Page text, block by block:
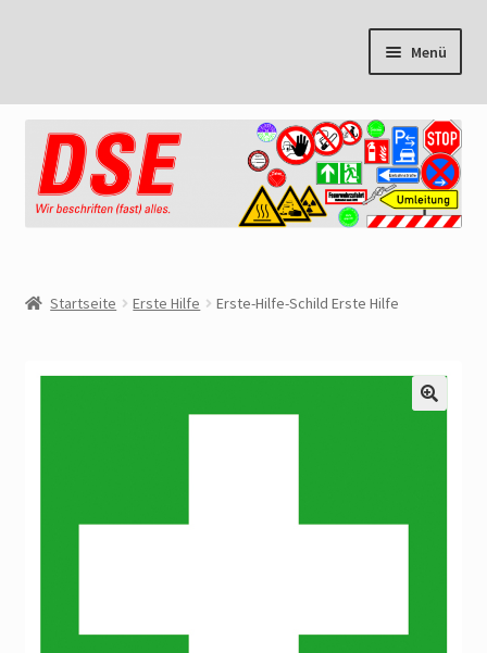
Menü
Start
Cookie Policy
Mein Konto
Startseite Erste Hilfe Erste-Hilfe-Schild Erste Hilfe